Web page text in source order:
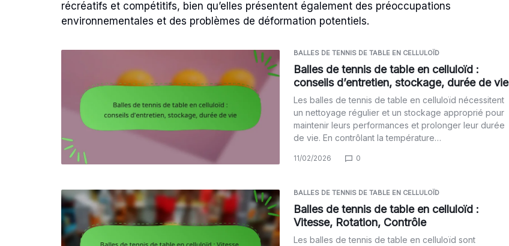
récréatifs et compétitifs, bien qu’elles présentent également des préoccupations
environnementales et des problèmes de déformation potentiels.
BALLES DE TENNIS DE TABLE EN CELLULOÏD
Balles de tennis de table en celluloïd :
conseils d’entretien, stockage, durée de vie
Les balles de tennis de table en celluloïd nécessitent
un nettoyage régulier et un stockage approprié pour
maintenir leurs performances et prolonger leur durée
de vie. En contrôlant la température…
11/02/2026 0
BALLES DE TENNIS DE TABLE EN CELLULOÏD
Balles de tennis de table en celluloïd :
Vitesse, Rotation, Contrôle
Les balles de tennis de table en celluloïd sont